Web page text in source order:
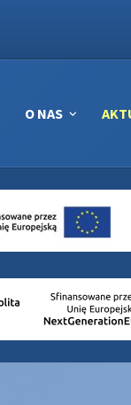
O NAS